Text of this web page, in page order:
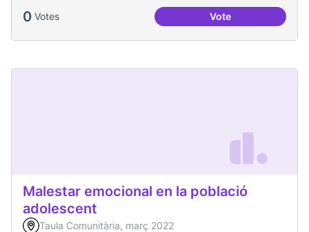
0 Votes VoteRedefinició Casal
Malestar emocional en la població
adolescent
Taula Comunitària, març 2022